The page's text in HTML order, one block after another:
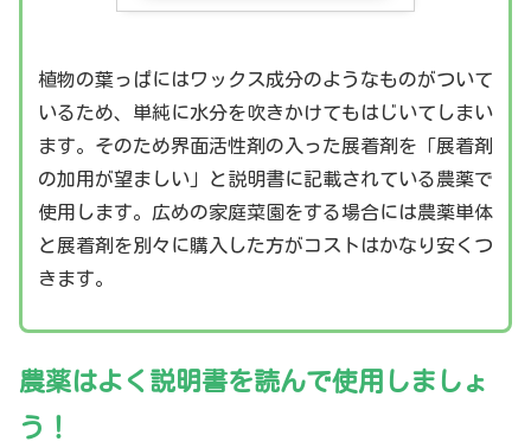
植物の葉っぱにはワックス成分のようなものがついて
いるため、単純に水分を吹きかけてもはじいてしまい
ます。そのため界面活性剤の入った展着剤を「展着剤
の加用が望ましい」と説明書に記載されている農薬で
使用します。広めの家庭菜園をする場合には農薬単体
と展着剤を別々に購入した方がコストはかなり安くつ
きます。
農薬はよく説明書を読んで使用しましょ
う！